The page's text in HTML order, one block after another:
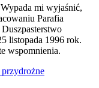
mi wyjaśnić,
Parafia
listopada 1996 rok.
wspomnienia.